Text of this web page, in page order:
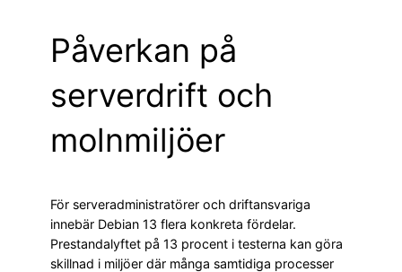
Påverkan på
serverdrift och
molnmiljöer
För serveradministratörer och driftansvariga
innebär Debian 13 flera konkreta fördelar.
Prestandalyftet på 13 procent i testerna kan göra
skillnad i miljöer där många samtidiga processer